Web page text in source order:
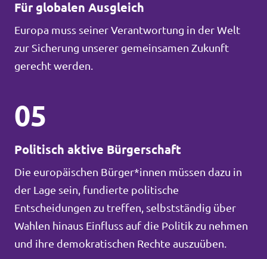
Für globalen Ausgleich
Europa muss seiner Verantwortung in der Welt
zur Sicherung unserer gemeinsamen Zukunft
gerecht werden.
05
Politisch aktive Bürgerschaft
Die europäischen Bürger*innen müssen dazu in
der Lage sein, fundierte politische
Entscheidungen zu treffen, selbstständig über
Wahlen hinaus Einfluss auf die Politik zu nehmen
und ihre demokratischen Rechte auszuüben.